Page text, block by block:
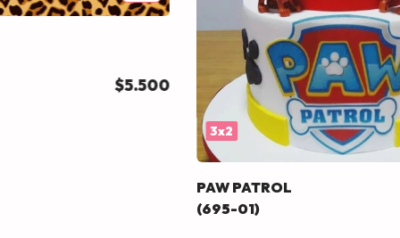
$5.500
3x2
PAW PATROL
(695-01)